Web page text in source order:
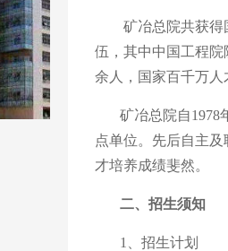
矿冶总院共获得
伍，其中中国工程院
余人，国家百千万人
矿冶总院自1978
点单位。先后自主
才培养成绩斐然。
二、招生须知
1、招生计划